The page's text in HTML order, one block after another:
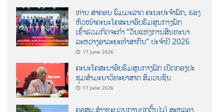
ທ່ານ ສາຄອນ ພົມມະລາດ ຄະນະປະຈໍາພັກ, ຮອງ
ຫົວໜ້າຄະນະໂຄສະນາອົບຮົມສູນກາງພັກ
ເຂົ້າຮ່ວມກິດຈະກຳ “ວັນແຫ່ງການສົນທະນາ
ລະຫວ່າງອາລະຍະທຳສາກົນ” ປະຈຳປີ 2026
17 June 2026
ຄະນະໂຄສະນາອົບຮົມສູນກາງພັກ ເປີດກອງປະ
ຊຸມສຳມະນາວິທະຍາສາດ ສຶ່ມວນຊົນ
17 June 2026
ຄອສພ ສ້າງຂະບວນການປູກຕົ້ນໄມ້ ສະຫລອງ